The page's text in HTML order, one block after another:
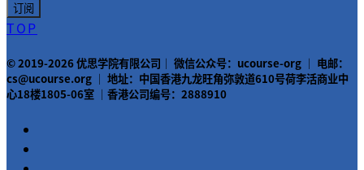
TOP
© 2019-2026 优思学院有限公司｜ 微信公众号：ucourse-org ｜ 电邮：
cs@ucourse.org ｜ 地址：中国香港九龙旺角弥敦道610号荷李活商业中
心18楼1805-06室 ｜香港公司编号：2888910